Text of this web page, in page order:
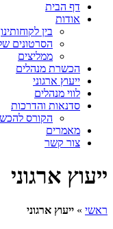
דף הבית
אודות
בין לקוחותינו
הסרטונים
ממליצים
הכשרת מנהלים
ייעוץ ארגוני
לווי מנהלים
סדנאות והדרכות
הקורס
מאמרים
צור קשר
ייעוץ ארגוני
ראשי » ייעוץ ארגוני